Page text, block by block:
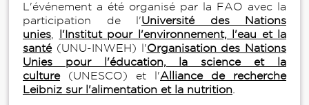
L'événement a été organisé par la FAO avec la
participation de l'Université des Nations
unies
l'Institut pour l'environnement, l'eau et la
santé(UNU-INWEH) l'Organisation des Nations
Unies pour l'éducation, la science et la
culture(UNESCO) et l'Alliance de recherche
Leibniz sur l'alimentation et la nutrition.